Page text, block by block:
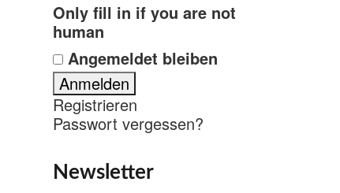
Only fill in if you are not
human
Angemeldet bleiben
Registrieren
Passwort vergessen?
Newsletter